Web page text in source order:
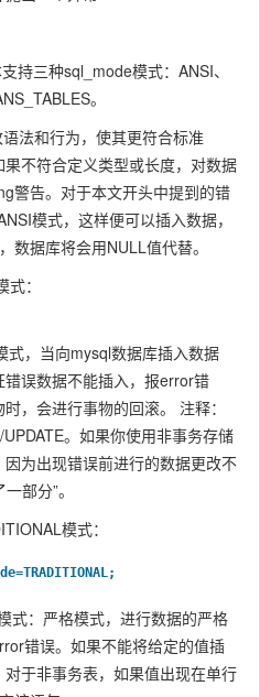
持三种sql_mode模式：ANSI、
。
法和行为，使其更符合标准
不符合定义类型或长度，对数据
警告。对于本文开头中提到的错
模式，这样便可以插入数据，
数据库将会用NULL值代替。
：
式，当向mysql数据库插入数据
误数据不能插入，报error错
，会进行事物的回滚。 注释：
。如果你使用非事务存储
为出现错误前进行的数据更改不
部分”。
模式：
式：严格模式，进行数据的严格
错误。如果不能将给定的值插
于非事务表，如果值出现在单行